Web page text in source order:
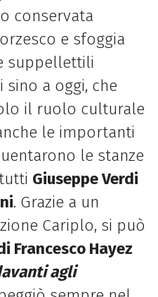
conservata
e sfoggia
suppellettili
a oggi, che
il ruolo culturale
le importanti
le stanze
Giuseppe Verdi
. Grazie a un
Cariplo, si può
Francesco Hayez
agli